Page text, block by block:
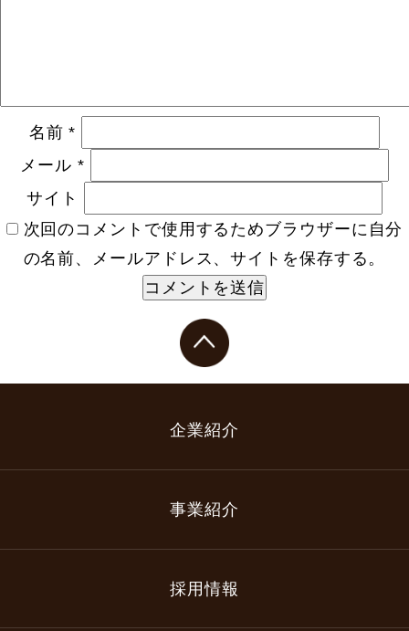
名前*
メール *
サイト
次回のコメントで使用するためブラウザーに自分
の名前、メールアドレス、サイトを保存する。
企業紹介
事業紹介
採用情報